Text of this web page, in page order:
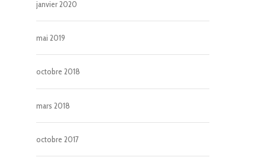
janvier 2020
mai 2019
octobre 2018
mars 2018
octobre 2017